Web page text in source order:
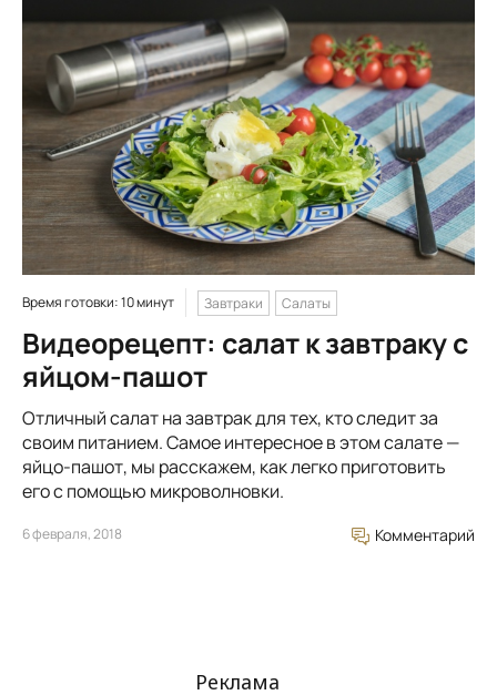
Время готовки: 10 минут Завтраки Салаты
Видеорецепт: салат к завтраку с
яйцом-пашот
Отличный салат на завтрак для тех, кто следит за
своим питанием. Самое интересное в этом салате —
яйцо-пашот, мы расскажем, как легко приготовить
его с помощью микроволновки.
6 февраля, 2018 Комментарий
Реклама